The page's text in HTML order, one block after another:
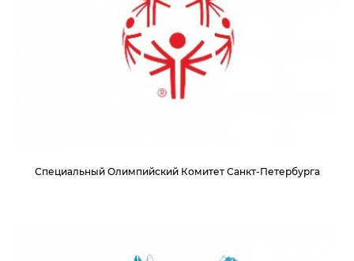
Специальный Олимпийский Комитет Санкт-Петербурга